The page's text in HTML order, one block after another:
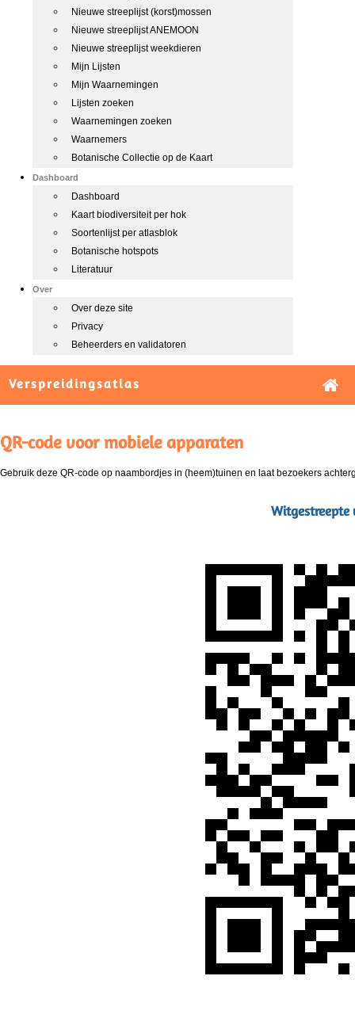
Nieuwe streeplijst (korst)mossen
Nieuwe streeplijst ANEMOON
Nieuwe streeplijst weekdieren
Mijn Lijsten
Mijn Waarnemingen
Lijsten zoeken
Waarnemingen zoeken
Waarnemers
Botanische Collectie op de Kaart
Dashboard
Dashboard
Kaart biodiversiteit per hok
Soortenlijst per atlasblok
Botanische hotspots
Literatuur
Over
Over deze site
Privacy
Beheerders en validatoren
Verspreidingsatlas
QR-code voor mobiele apparaten
Gebruik deze QR-code op naambordjes in (heem)tuinen en laat bezoekers